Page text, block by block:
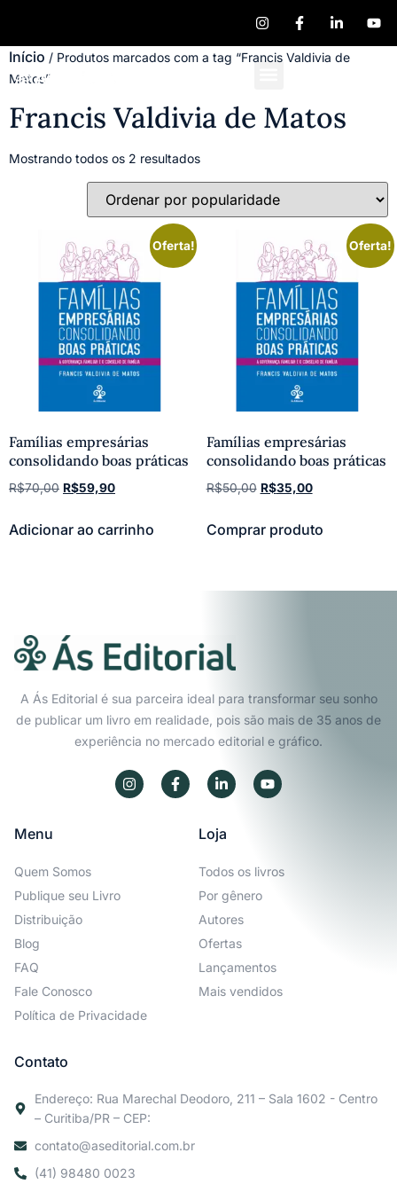
Início / Produtos marcados com a tag “Francis Valdivia de
Matos”
Francis Valdivia de Matos
Mostrando todos os 2 resultados
Oferta!
Famí­lias empresárias
consolidando boas práticas
R$70,00 R$59,90
Adicionar ao carrinho
Oferta!
Famí­lias empresárias
consolidando boas práticas
R$50,00 R$35,00
Comprar produto
A Ás Editorial é sua parceira ideal para transformar seu sonho
de publicar um livro em realidade, pois são mais de 35 anos de
experiência no mercado editorial e gráfico.
Menu
Quem Somos
Publique seu Livro
Distribuição
Blog
FAQ
Fale Conosco
Política de Privacidade
Loja
Todos os livros
Por gênero
Autores
Ofertas
Lançamentos
Mais vendidos
Contato
Endereço: Rua Marechal Deodoro, 211 – Sala 1602 - Centro
– Curitiba/PR – CEP:
contato@aseditorial.com.br
(41) 98480 0023